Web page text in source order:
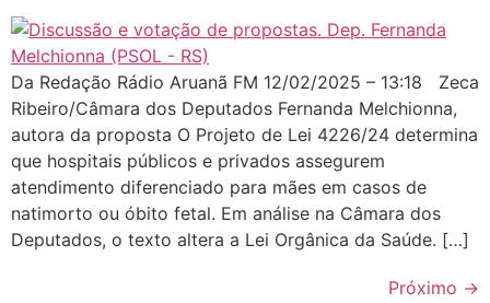
Da Redação Rádio Aruanã FM 12/02/2025 – 13:18 Zeca
Ribeiro/Câmara dos Deputados Fernanda Melchionna,
autora da proposta O Projeto de Lei 4226/24 determina
que hospitais públicos e privados assegurem
atendimento diferenciado para mães em casos de
natimorto ou óbito fetal. Em análise na Câmara dos
Deputados, o texto altera a Lei Orgânica da Saúde. […]
Próximo →